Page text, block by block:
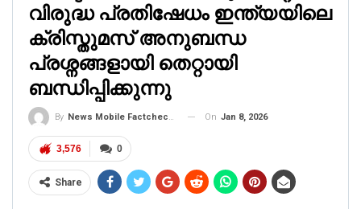
MALAYALAM
സ്ഥിരീകരിച്ചത്: കോഹ്‌ലിയും രോഹിത്തും അനുഗ്രഹം
തേടി കേദാര്‍നാഥിലെ ക്യൂവില്‍! ഇതാണ് സത്യം
Jan 8, 2026
വിരുദ്ധ പ്രതിഷേധം ഇന്ത്യയിലെ
ക്രിസ്തുമസ് അനുബന്ധ
പ്രശ്നങ്ങളായി തെറ്റായി
ബന്ധിപ്പിക്കുന്നു
By News Mobile Factcheck Bureau On Jan 8, 2026
0
3,576
Share